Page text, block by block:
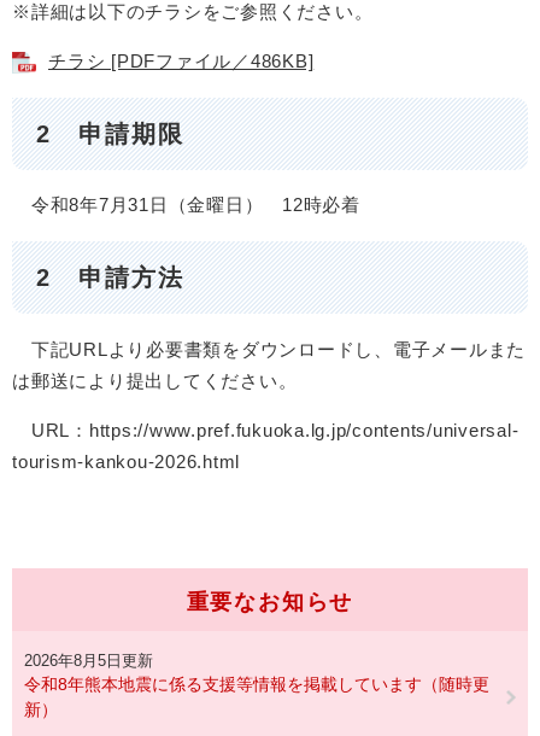
※詳細は以下のチラシをご参照ください。
チラシ [PDFファイル／486KB]
2 申請期限
令和8年7月31日（金曜日） 12時必着
2 申請方法
下記URLより必要書類をダウンロードし、電子メールまた
は郵送により提出してください。
URL：https://www.pref.fukuoka.lg.jp/contents/universal-
tourism-kankou-2026.html
重要なお知らせ
2026年8月5日更新
令和8年熊本地震に係る支援等情報を掲載しています（随時更
新）